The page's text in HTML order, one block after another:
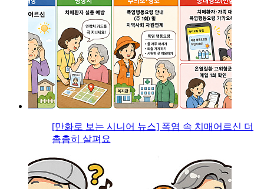
[만화로 보는 시니어 뉴스] 폭염 속 치매어르신 더
촘촘히 살펴요